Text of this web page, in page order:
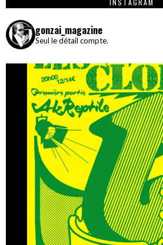
INSTAGRAM
gonzai_magazine
Seul le détail compte.